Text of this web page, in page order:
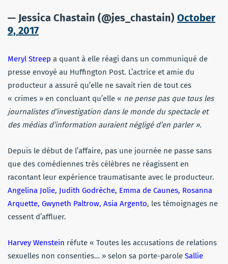
— Jessica Chastain (@jes_chastain) October
9, 2017
Meryl Streep a quant à elle réagi dans un communiqué de
presse envoyé au Huffington Post. L’actrice et amie du
producteur a assuré qu’elle ne savait rien de tout ces
« crimes » en concluant qu’elle « ne pense pas que tous les
journalistes d’investigation dans le monde du spectacle et
des médias d’information auraient négligé d’en parler ».
Depuis le début de l’affaire, pas une journée ne passe sans
que des comédiennes très célèbres ne réagissent en
racontant leur expérience traumatisante avec le producteur.
Angelina Jolie, Judith Godrèche, Emma de Caunes, Rosanna
Arquette, Gwyneth Paltrow, Asia Argento, les témoignages ne
cessent d’affluer.
Harvey Wenstein réfute « Toutes les accusations de relations
sexuelles non consenties… » selon sa porte-parole Sallie